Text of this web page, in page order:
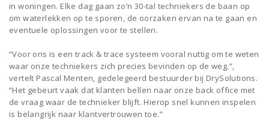
in woningen. Elke dag gaan zo’n 30-tal techniekers de baan op
om waterlekken op te sporen, de oorzaken ervan na te gaan en
eventuele oplossingen voor te stellen.
“Voor ons is een track & trace systeem vooral nuttig om te weten
waar onze techniekers zich precies bevinden op de weg.”,
vertelt Pascal Menten, gedelegeerd bestuurder bij DrySolutions.
“Het gebeurt vaak dat klanten bellen naar onze back office met
de vraag waar de technieker blijft. Hierop snel kunnen inspelen
is belangrijk naar klantvertrouwen toe.”